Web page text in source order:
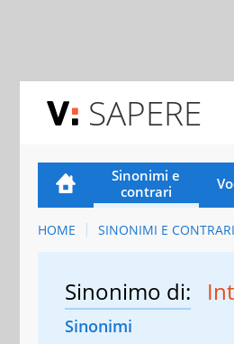
SAPERE
Sinonimi e
contrari
HOME SINONIMI E CONTRARI
Sinonimo di:
Sinonimi